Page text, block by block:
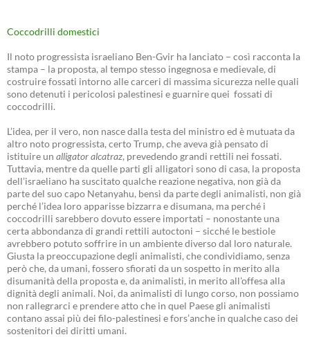
Coccodrilli domestici
Il noto progressista israeliano Ben-Gvir ha lanciato – così racconta la
stampa – la proposta, al tempo stesso ingegnosa e medievale, di
costruire fossati intorno alle carceri di massima sicurezza nelle quali
sono detenuti i pericolosi palestinesi e guarnire quei fossati di
coccodrilli.
L’idea, per il vero, non nasce dalla testa del ministro ed è mutuata da
altro noto progressista, certo Trump, che aveva già pensato di
istituire un alligator alcatraz, prevedendo grandi rettili nei fossati.
Tuttavia, mentre da quelle parti gli alligatori sono di casa, la proposta
dell’israeliano ha suscitato qualche reazione negativa, non già da
parte del suo capo Netanyahu, bensì da parte degli animalisti, non già
perché l’idea loro apparisse bizzarra e disumana, ma perché i
coccodrilli sarebbero dovuto essere importati – nonostante una
certa abbondanza di grandi rettili autoctoni – sicché le bestiole
avrebbero potuto soffrire in un ambiente diverso dal loro naturale.
Giusta la preoccupazione degli animalisti, che condividiamo, senza
però che, da umani, fossero sfiorati da un sospetto in merito alla
disumanità della proposta e, da animalisti, in merito all’offesa alla
dignità degli animali. Noi, da animalisti di lungo corso, non possiamo
non rallegrarci e prendere atto che in quel Paese gli animalisti
contano assai più dei filo-palestinesi e fors’anche in qualche caso dei
sostenitori dei diritti umani.